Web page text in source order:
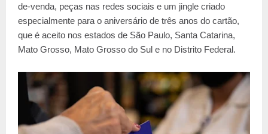
de-venda, peças nas redes sociais e um jingle criado
especialmente para o aniversário de três anos do cartão,
que é aceito nos estados de São Paulo, Santa Catarina,
Mato Grosso, Mato Grosso do Sul e no Distrito Federal.